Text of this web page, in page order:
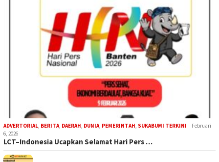
ADVERTORIAL, BERITA, DAERAH, DUNIA, PEMERINTAH, SUKABUMI TERKINI
Februari
6, 2026
LCT–Indonesia Ucapkan Selamat Hari Pers …